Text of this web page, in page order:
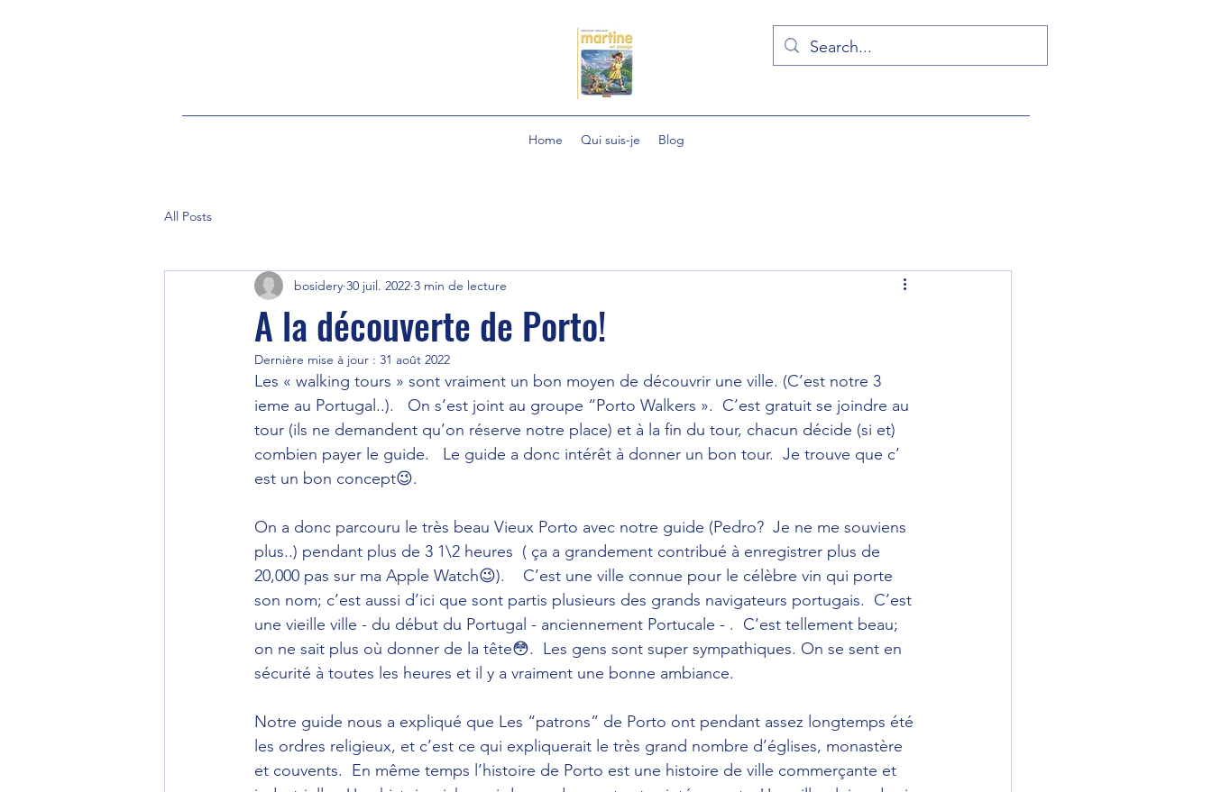
Home Qui suis-je Blog
All Posts
A la découverte de Porto!
bosidery 30 juil. 2022 3 min de lecture
Dernière mise à jour : 31 août 2022
Les « walking tours » sont vraiment un bon moyen de découvrir une ville. (C’est notre 3
ieme au Portugal..).   On s’est joint au groupe “Porto Walkers ».  C’est gratuit se joindre au
tour (ils ne demandent qu’on réserve notre place) et à la fin du tour, chacun décide (si et)
combien payer le guide.   Le guide a donc intérêt à donner un bon tour.  Je trouve que c’
est un bon concept😉.
On a donc parcouru le très beau Vieux Porto avec notre guide (Pedro?  Je ne me souviens
plus..) pendant plus de 3 1\2 heures  ( ça a grandement contribué à enregistrer plus de
20,000 pas sur ma Apple Watch😉).    C’est une ville connue pour le célèbre vin qui porte
son nom; c’est aussi d’ici que sont partis plusieurs des grands navigateurs portugais.  C’est
une vieille ville - du début du Portugal - anciennement Portucale - .  C’est tellement beau;
on ne sait plus où donner de la tête😳.  Les gens sont super sympathiques. On se sent en
sécurité à toutes les heures et il y a vraiment une bonne ambiance.
Notre guide nous a expliqué que Les “patrons” de Porto ont pendant assez longtemps été
les ordres religieux, et c’est ce qui expliquerait le très grand nombre d’églises, monastère
et couvents.  En même temps l’histoire de Porto est une histoire de ville commerçante et